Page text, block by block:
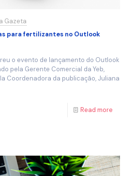
Gazeta
para fertilizantes no Outlook
o evento de lançamento do Outlook
pela Gerente Comercial da Yeb,
Coordenadora da publicação, Juliana
Read more